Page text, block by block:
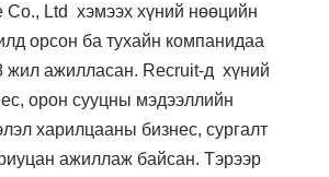
Co., Ltd хэмээх хүний нөөцийн
орсон ба тухайн компанидаа
жил ажилласан. Recruit-д хүний
орон сууцны мэдээллийн
харилцааны бизнес, сургалт
ажиллаж байсан. Тэрээр